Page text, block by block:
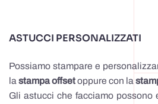
ASTUCCI PERSONALIZZATI
Possiamo stampare e
la stampa offsetoppure con la
Gli astucci che facciamo possono